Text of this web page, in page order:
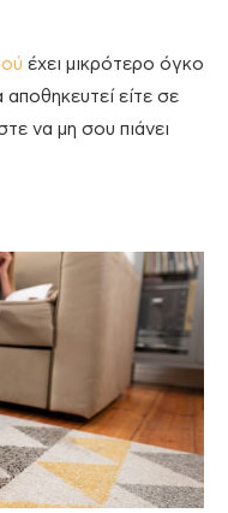
έχει μικρότερο όγκο
είτε σε
να μη σου πιάνει